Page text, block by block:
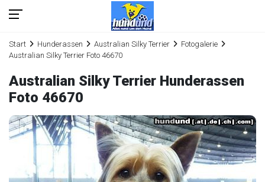
Start Hunderassen Australian Silky Terrier
Fotogalerie
Australian Silky Terrier Foto 46670
Australian Silky Terrier Hunderassen
Foto 46670